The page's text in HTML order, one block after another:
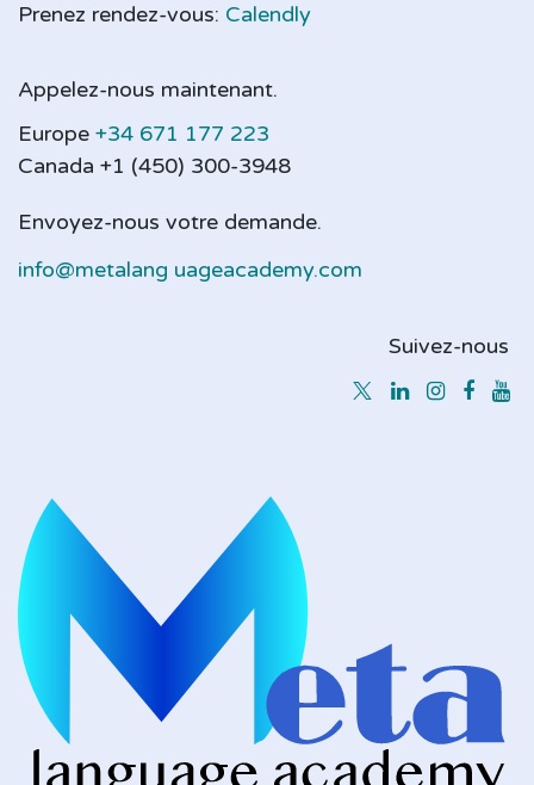
Prenez rendez-vous: Calendly
Appelez-nous maintenant.
Europe +34 671 177 223
Canada +1 (450) 300-3948
Envoyez-nous votre demande.
info@metalang ​uageacademy.com
Suivez-nous